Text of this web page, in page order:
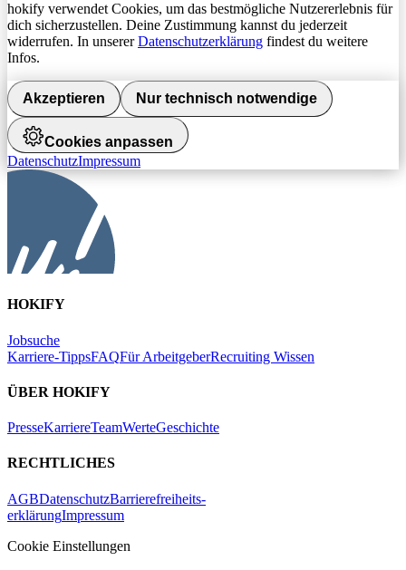
hokify verwendet Cookies, um das bestmögliche Nutzererlebnis für
dich sicherzustellen. Deine Zustimmung kannst du jederzeit
widerrufen. In unsererDatenschutzerklärung findest du weitere
Infos.
Akzeptieren Nur technisch notwendige
Cookies anpassen
DatenschutzImpressum
HOKIFY
Jobsuche
Karriere-TippsFAQFür ArbeitgeberRecruiting Wissen
ÜBER HOKIFY
PresseKarriereTeamWerteGeschichte
RECHTLICHES
AGBDatenschutzBarrierefreiheits-
erklärungImpressum
Cookie Einstellungen